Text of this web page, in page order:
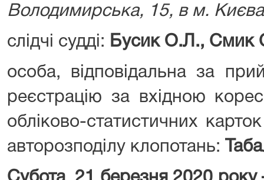
Володимирська, 15, в м.
слідчі судді: Бусик О.Л., Смик
особа, відповідальна за
реєстрацію за вхідною
обліково-статистичних
авторозподілу клопотань: